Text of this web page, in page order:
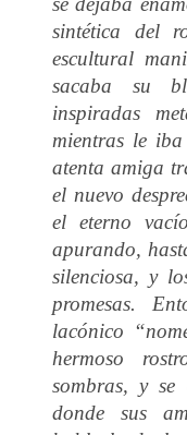
sintética del
escultural
sacaba su
inspiradas
mientras le
atenta amiga
el nuevo
el eterno
apurando,
silenciosa, y
promesas.
lacónico
hermoso
sombras, y
donde sus